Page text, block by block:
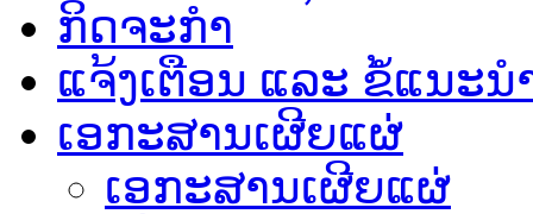
ກິດຈະກຳ
ແຈ້ງເຕືອນ ແລະ ຂໍ້ແນະນ
ເອກະສານເຜີຍແຜ່
ເອກະສານເຜີຍແຜ່